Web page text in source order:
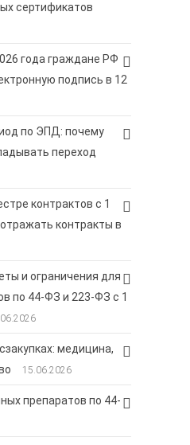
сертификатов
года граждане РФ
подпись в 12
по ЭПД: почему
переход
контрактов с 1
контракты в
и ограничения для
по 44-ФЗ и 223-ФЗ с 1
медицина,
15.06.2026
препаратов по 44-